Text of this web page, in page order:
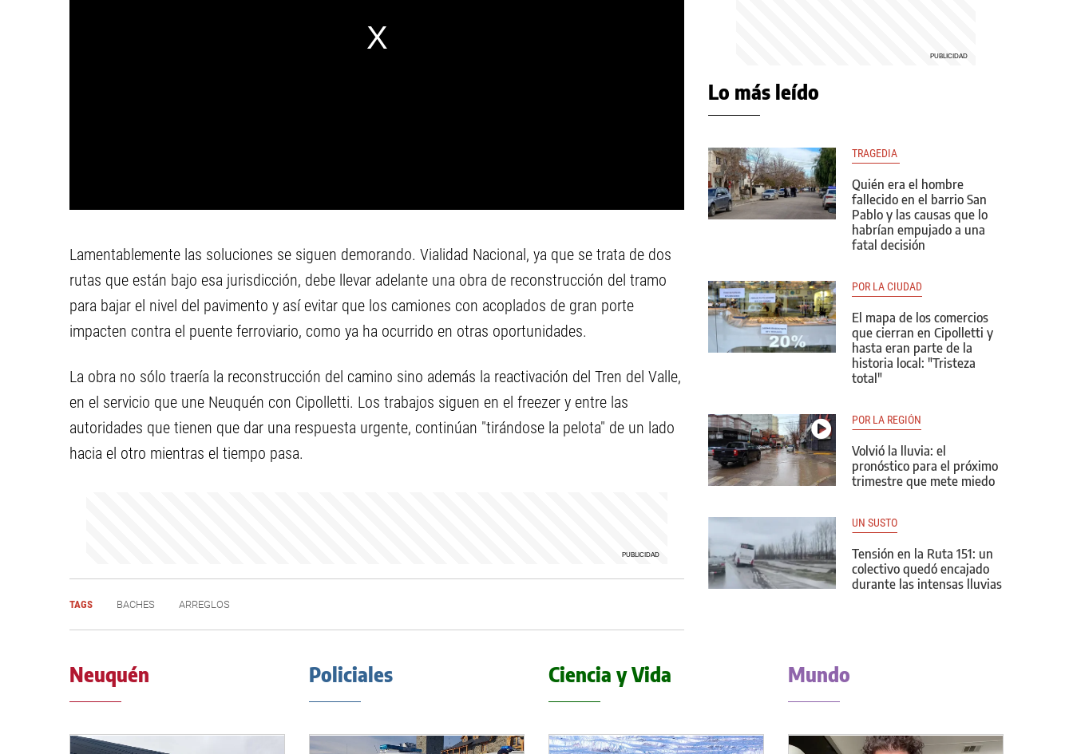
Lamentablemente las soluciones se siguen demorando. Vialidad Nacional, ya que se trata de dos
rutas que están bajo esa jurisdicción, debe llevar adelante una obra de reconstrucción del tramo
para bajar el nivel del pavimento y así evitar que los camiones con acoplados de gran porte
impacten contra el puente ferroviario, como ya ha ocurrido en otras oportunidades.
La obra no sólo traería la reconstrucción del camino sino además la reactivación del Tren del Valle,
en el servicio que une Neuquén con Cipolletti. Los trabajos siguen en el freezer y entre las
autoridades que tienen que dar una respuesta urgente, continúan "tirándose la pelota" de un lado
hacia el otro mientras el tiempo pasa.
TAGS BACHES ARREGLOS
Lo más leído
TRAGEDIA
Quién era el hombre
fallecido en el barrio San
Pablo y las causas que lo
habrían empujado a una
fatal decisión
POR LA CIUDAD
El mapa de los comercios
que cierran en Cipolletti y
hasta eran parte de la
historia local: "Tristeza
total"
POR LA REGIÓN
Volvió la lluvia: el
pronóstico para el próximo
trimestre que mete miedo
UN SUSTO
Tensión en la Ruta 151: un
colectivo quedó encajado
durante las intensas lluvias
Neuquén Policiales Ciencia y Vida Mundo